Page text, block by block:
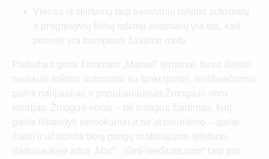
Vienas iš skirtumų tarp senovinių lošimo automatų
ir progresyvių filmų lošimo automatų yra tas, kad
pirmieji yra trumpesni žaidimo metu.
Padedant gerai žinomam „Marvel“ terminui, buvo išleisti
naujausi lošimo automatai su funkcijomis, leidžiančiomis
patirti naujausias ir populiariausias Žmogaus-voro
istorijas. Žmogus-voras – tai smagus žaidimas, kurį
galite išbandyti nemokamai ir be atsisiuntimo – galite
žaisti ir užsidirbti tikrų pinigų mobiliajame telefone,
darbalaukyje arba „Mac“. „GetFreeSlots.com“ taip pat